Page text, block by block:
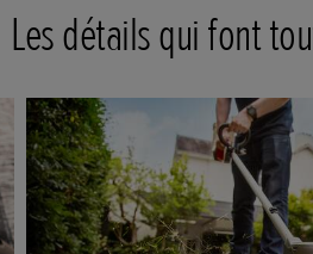
Les détails qui font